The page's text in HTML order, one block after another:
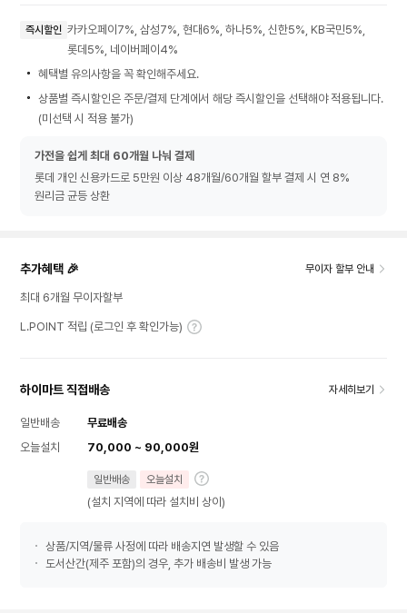
즉시할인 카카오페이7%, 삼성7%, 현대6%, 하나5%, 신한5%, KB국민5%,
롯데5%, 네이버페이4%
혜택별 유의사항을 꼭 확인해주세요.
상품별 즉시할인은 주문/결제 단계에서 해당 즉시할인을 선택해야 적용됩니다.
(미선택 시 적용 불가)
가전을 쉽게 최대 60개월 나눠 결제
롯데 개인 신용카드로 5만원 이상 48개월/60개월 할부 결제 시 연 8%
원리금 균등 상환
추가혜택 🎉 무이자 할부 안내
최대 6개월 무이자할부
L.POINT 적립 (로그인 후 확인가능)
하이마트 직접배송 자세히보기
일반배송
무료배송
오늘설치
70,000 ~ 90,000원
일반배송 오늘설치
(설치 지역에 따라 설치비 상이)
상품/지역/물류 사정에 따라 배송지연 발생할 수 있음
도서산간(제주 포함)의 경우, 추가 배송비 발생 가능